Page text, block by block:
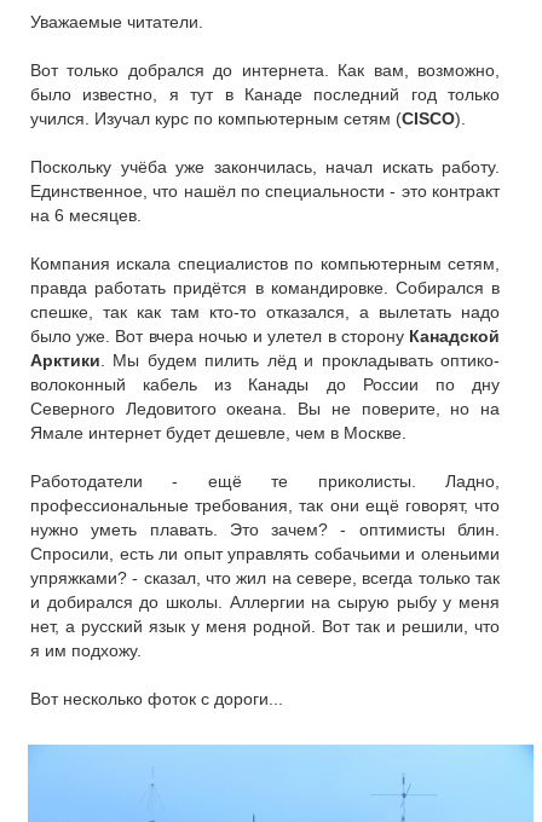
Уважаемые читатели.
Вот только добрался до интернета. Как вам, возможно,
было известно, я тут в Канаде последний год только
учился. Изучал курс по компьютерным сетям (CISCO).
Поскольку учёба уже закончилась, начал искать работу.
Единственное, что нашёл по специальности - это контракт
на 6 месяцев.
Компания искала специалистов по компьютерным сетям,
правда работать придётся в командировке. Собирался в
спешке, так как там кто-то отказался, а вылетать надо
было уже. Вот вчера ночью и улетел в сторону Канадской
Арктики . Мы будем пилить лёд и прокладывать оптико-
волоконный кабель из Канады до России по дну
Северного Ледовитого океана. Вы не поверите, но на
Ямале интернет будет дешевле, чем в Москве.
Работодатели - ещё те приколисты. Ладно,
профессиональные требования, так они ещё говорят, что
нужно уметь плавать. Это зачем? - оптимисты блин.
Спросили, есть ли опыт управлять собачьими и оленьими
упряжками? - сказал, что жил на севере, всегда только так
и добирался до школы. Аллергии на сырую рыбу у меня
нет, а русский язык у меня родной. Вот так и решили, что
я им подхожу.
Вот несколько фоток с дороги...